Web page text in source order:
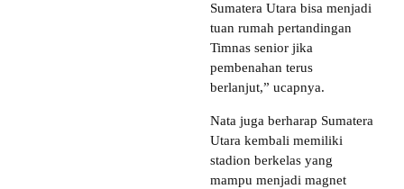
Sumatera Utara bisa menjadi
tuan rumah pertandingan
Timnas senior jika
pembenahan terus
berlanjut,” ucapnya.
Nata juga berharap Sumatera
Utara kembali memiliki
stadion berkelas yang
mampu menjadi magnet